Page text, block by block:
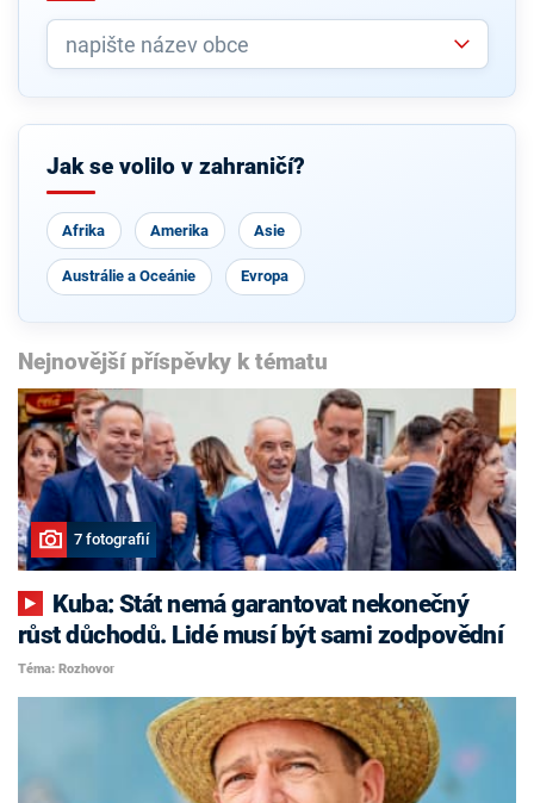
Jak se volilo v zahraničí?
Afrika Amerika Asie
Austrálie a Oceánie Evropa
Nejnovější příspěvky k tématu
7 fotografií
růst důchodů. Lidé musí být sami zodpovědní
Téma: Rozhovor